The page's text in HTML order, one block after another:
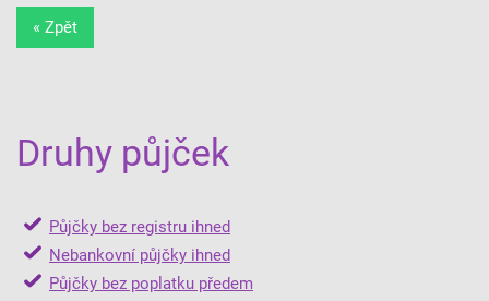
« Zpět
Druhy půjček
Půjčky bez registru ihned
Nebankovní půjčky ihned
Půjčky bez poplatku předem